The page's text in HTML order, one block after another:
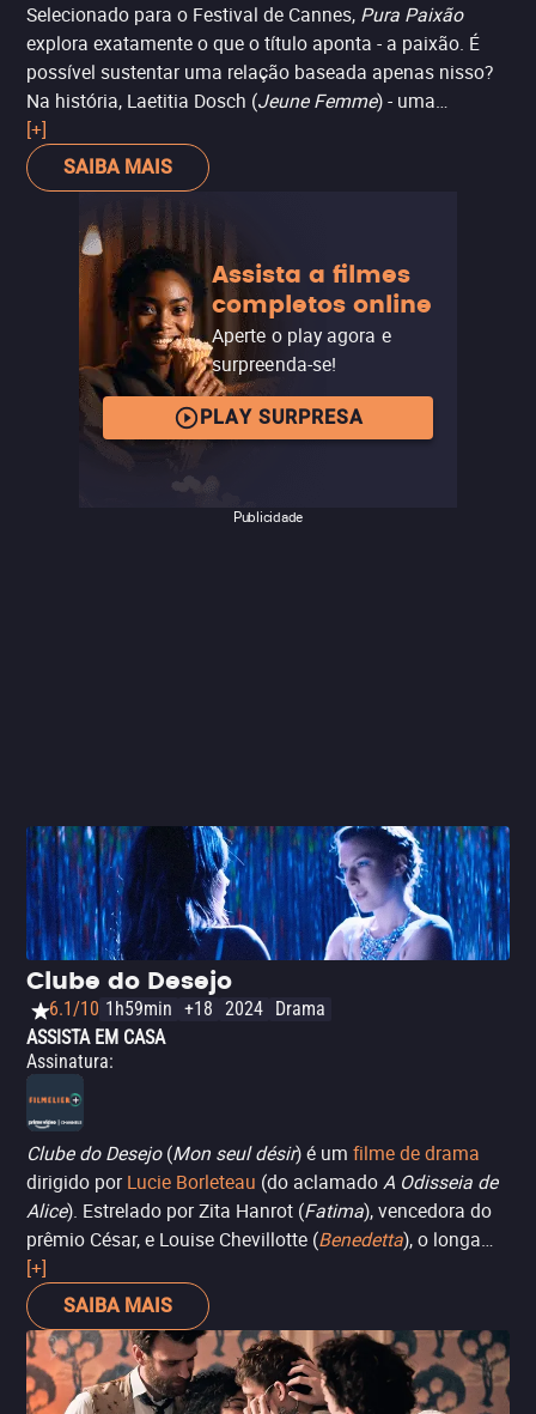
Selecionado para o Festival de Cannes, Pura Paixão
explora exatamente o que o título aponta - a paixão. É
possível sustentar uma relação baseada apenas nisso?
Na história, Laetitia Dosch (Jeune Femme) - uma
professora universitária parisiense intelectual e feminista
- se vê vivendo um intenso caso com um misterioso
homem casado de quem ela sabe quase nada. Cega pela
identidade. Cheio de cenas picantes, a história dirigida
por Danielle Arbid (Destemida) toca em temáticas
interessantes como a solidão, a maternidade e o poder
do desejo.
[+]
SAIBA MAIS
Assista a filmes
completos online
Aperte o play agora e
surpreenda-se!
PLAY SURPRESA
Publicidade
Clube do Desejo
6.1/10 1h59min +18 2024 Drama
ASSISTA EM CASA
Assinatura:
Clube do Desejo(Mon seul désir) é um filme de drama
dirigido por Lucie Borleteau (do aclamadoA Odisseia de
Alice). Estrelado por Zita Hanrot (Fatima), vencedora do
prêmio César, e Louise Chevillotte (Benedetta), o longa
subverte o universo do striptease ao adotar um olhar
puramente feminino e sem julgamentos. Coescrito pela
atriz Laure Giappiconi, o roteiro prioriza a sororidade e a
autonomia, entregando uma história de descoberta
pessoal com trilha sonora vibrante e um tom autoral
[+]
SAIBA MAIS